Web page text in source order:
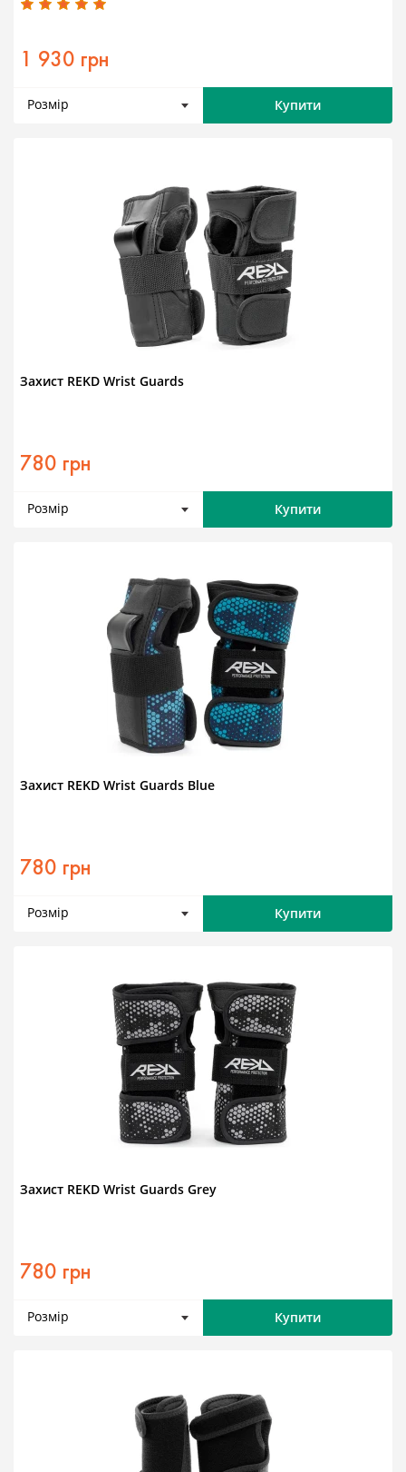
1 930 грн
Розмір Купити
Захист REKD Wrist Guards
780 грн
Розмір Купити
Захист REKD Wrist Guards Blue
780 грн
Розмір Купити
Захист REKD Wrist Guards Grey
780 грн
Розмір Купити